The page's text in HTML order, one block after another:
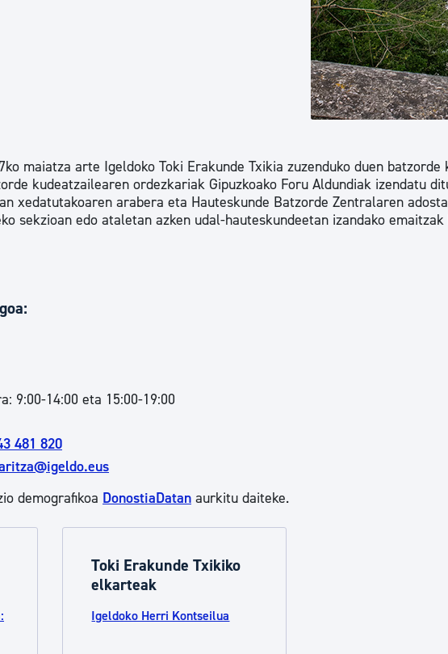
Udal administrazioa
Iragarki ofizialen taula
Egutegi fiskala
Gardentasun ataria
maiatza arte Igeldoko Toki Erakunde Txikia zuzenduko duen batzorde
kudeatzailearen ordezkariak Gipuzkoako Foru Aldundiak izendatu
xedatutakoaren arabera eta Hauteskunde Batzorde Zentralaren
sekzioan edo ataletan azken udal-hauteskundeetan izandako
9:00-14:00 eta 15:00-19:00
481 820
demografikoa DonostiaDatan aurkitu daiteke.
Toki Erakunde Txikiko
elkarteak
Igeldoko Herri Kontseilua